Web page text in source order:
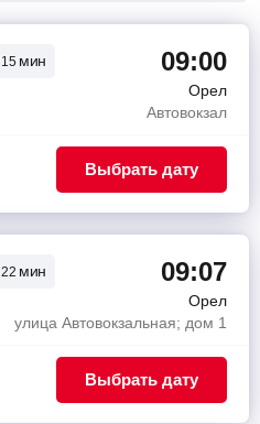
15 мин 09:00
Орел
Автовокзал
Выбрать дату
22 мин 09:07
Орел
улица Автовокзальная; дом 1
Выбрать дату